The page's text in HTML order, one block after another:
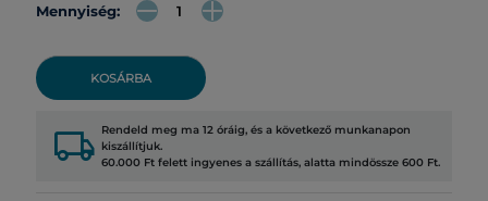
Mennyiség:
KOSÁRBA
local_shipping Rendeld meg ma 12 óráig, és a következő munkanapon
kiszállítjuk.
60.000 Ft felett ingyenes a szállítás, alatta mindössze 600 Ft.